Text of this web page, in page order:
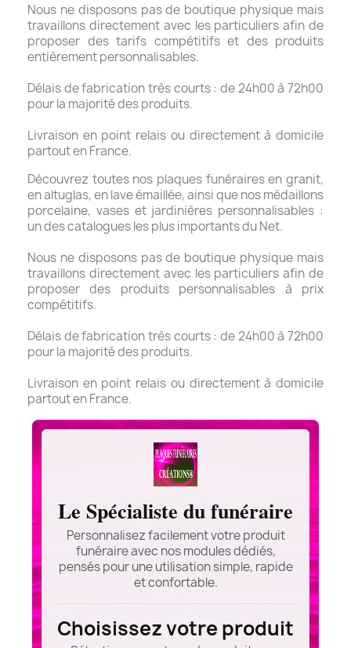
Nous ne disposons pas de boutique physique mais
travaillons directement avec les particuliers afin de
proposer des tarifs compétitifs et des produits
entièrement personnalisables.
Délais de fabrication très courts : de 24h00 à 72h00
pour la majorité des produits.
Livraison en point relais ou directement à domicile
partout en France.
Découvrez toutes nos plaques funéraires en granit,
en altuglas, en lave émaillée, ainsi que nos médaillons
porcelaine, vases et jardinières personnalisables :
un des catalogues les plus importants du Net.
Nous ne disposons pas de boutique physique mais
travaillons directement avec les particuliers afin de
proposer des produits personnalisables à prix
compétitifs.
Délais de fabrication très courts : de 24h00 à 72h00
pour la majorité des produits.
Livraison en point relais ou directement à domicile
partout en France.
Le Spécialiste du funéraire
Personnalisez facilement votre produit
funéraire avec nos modules dédiés,
pensés pour une utilisation simple, rapide
et confortable.
Choisissez votre produit